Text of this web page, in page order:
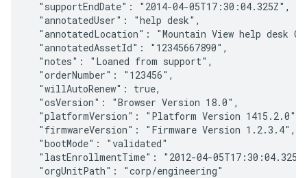
  "supportEndDate": "2014-04-05T17:30:04.325Z",
  "annotatedUser": "help desk",
"annotatedLocation": "Mountain View help desk
  "annotatedAssetId": "12345667890",
  "notes": "Loaned from support",
  "orderNumber": "123456",
  "willAutoRenew": true,
  "osVersion": "Browser Version 18.0",
  "platformVersion": "Platform Version 1415.2.0",
  "firmwareVersion": "Firmware Version 1.2.3.4",
  "bootMode": "validated"
"lastEnrollmentTime": "2012-04-
  "orgUnitPath": "corp/engineering"